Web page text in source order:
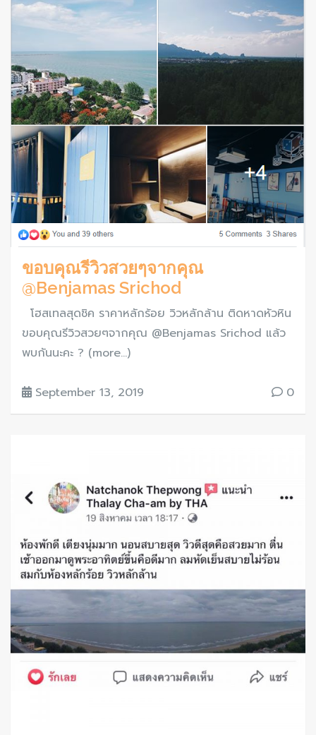
ขอบคุณรีวิวสวยๆจากคุณ
@Benjamas Srichod
โฮสเทลสุดชิค ราคาหลักร้อย วิวหลักล้าน ติดหาดหัวหิน
ขอบคุณรีวิวสวยๆจากคุณ @Benjamas Srichod แล้ว
พบกันนะคะ ? (more…)
September 13, 2019 0